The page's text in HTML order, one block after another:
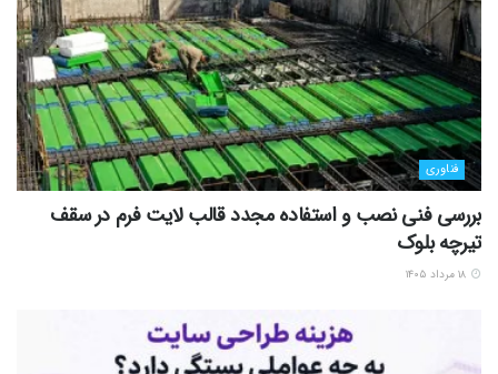
فناوری
بررسی فنی نصب و استفاده مجدد قالب لایت فرم در سقف
تیرچه بلوک